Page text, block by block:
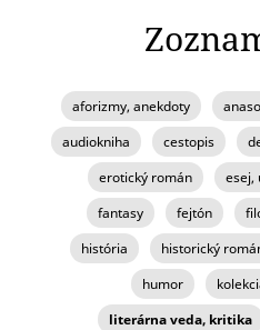
aforizmy, anekdoty
audiokniha
cestopis
erotický román
esej,
fantasy
fejtón
história
historický
humor
literárna veda, kritika